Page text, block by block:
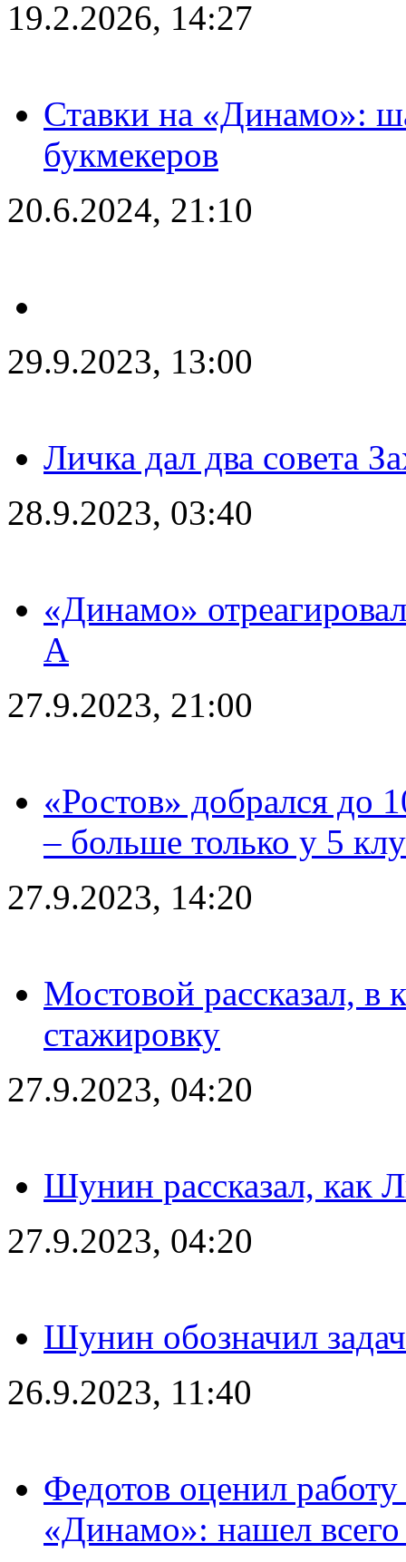
19.2.2026, 14:27
Ставки на «Динамо»:
букмекеров
20.6.2024, 21:10
29.9.2023, 13:00
Личка дал два совета
28.9.2023, 03:40
«Динамо»
А
27.9.2023, 21:00
«Ростов» добрался до
– больше только у 5
27.9.2023, 14:20
Мостовой рассказал, в
стажировку
27.9.2023, 04:20
Шунин рассказал, как
27.9.2023, 04:20
Шунин обозначил
26.9.2023, 11:40
Федотов оценил
«Динамо»: нашел